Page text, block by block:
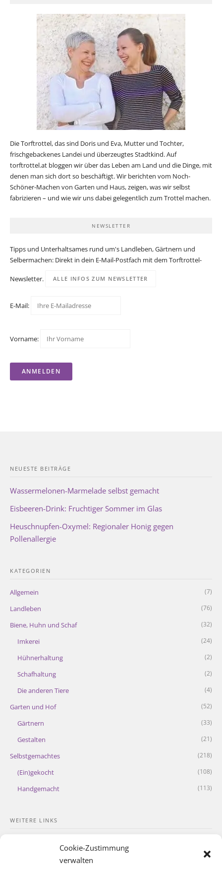
Cookie-Zustimmung
verwalten
Die Torftrottel, das sind Doris und Eva, Mutter und Tochter,
frischgebackenes Landei und überzeugtes Stadtkind. Auf
torftrottel.at bloggen wir über das Leben am Land und die Dinge, mit
denen man sich dort so beschäftigt. Wir berichten vom Noch-
Schöner-Machen von Garten und Haus, zeigen, was wir selbst
fabrizieren – und wie wir uns dabei gelegentlich zum Trottel machen.
NEWSLETTER
Tipps und Unterhaltsames rund um's Landleben, Gärtnern und
Selbermachen: Direkt in dein E-Mail-Postfach mit dem Torftrottel-
Newsletter. ALLE INFOS ZUM NEWSLETTER
E-Mail:
Vorname:
NEUESTE BEITRÄGE
Wassermelonen-Marmelade selbst gemacht
Eisbeeren-Drink: Fruchtiger Sommer im Glas
Heuschnupfen-Oxymel: Regionaler Honig gegen
Pollenallergie
KATEGORIEN
Allgemein (7)
Landleben (76)
Biene, Huhn und Schaf (32)
Imkerei (24)
Hühnerhaltung (2)
Schafhaltung (2)
Die anderen Tiere (4)
Garten und Hof (52)
Gärtnern (33)
Gestalten (21)
Selbstgemachtes (218)
(Ein)gekocht (108)
Handgemacht (113)
WEITERE LINKS